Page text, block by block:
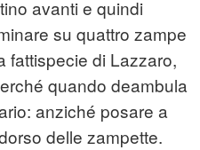
avanti e quindi
su quattro zampe
fattispecie di Lazzaro,
quando deambula
anziché posare a
delle zampette.